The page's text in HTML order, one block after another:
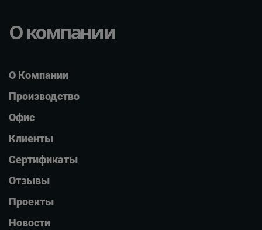
О компании
О Компании
Производство
Офис
Клиенты
Сертификаты
Отзывы
Проекты
Новости